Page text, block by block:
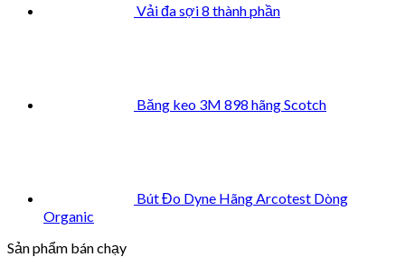
Vải đa sợi 8 thành phần
Băng keo 3M 898 hãng Scotch
Bút Đo Dyne Hãng Arcotest Dòng
Organic
Sản phẩm bán chạy